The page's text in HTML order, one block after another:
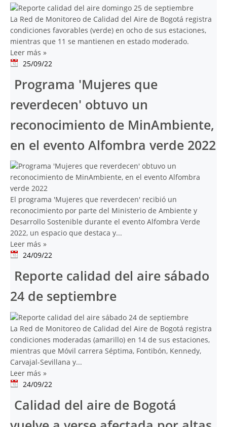
La Red de Monitoreo de Calidad del Aire de Bogotá registra
condiciones favorables (verde) en ocho de sus estaciones,
mientras que 11 se mantienen en estado moderado.
Leer más »
25/09/22
Programa 'Mujeres que
reverdecen' obtuvo un
reconocimiento de MinAmbiente,
en el evento Alfombra verde 2022
El programa 'Mujeres que reverdecen' recibió un
reconocimiento por parte del Ministerio de Ambiente y
Desarrollo Sostenible durante el evento Alfombra Verde
2022, un espacio que destaca y...
Leer más »
24/09/22
Reporte calidad del aire sábado
24 de septiembre
La Red de Monitoreo de Calidad del Aire de Bogotá registra
condiciones moderadas (amarillo) en 14 de sus estaciones,
mientras que Móvil carrera Séptima, Fontibón, Kennedy,
Carvajal-Sevillana y...
Leer más »
24/09/22
Calidad del aire de Bogotá